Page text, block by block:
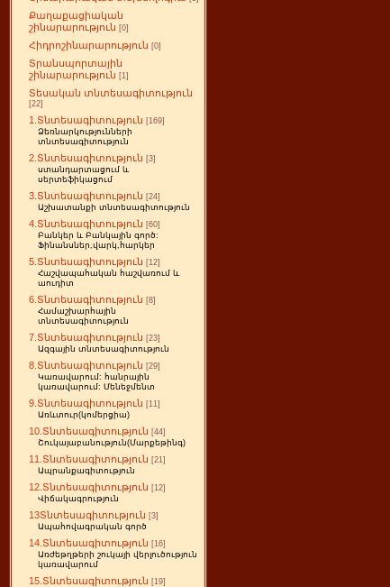
Քաղաքացիական
շինարարություն [0]
Հիդրոշինարարություն [0]
Տրանսպորտային
շինարարություն [1]
Տեսական տնտեսագիտություն
[22]
1.Տնտեսագիտություն [169]
Ձեռնարկությունների
տնտեսագիտություն
2.Տնտեսագիտություն [3]
ստանդարտացում և
սերտեֆիկացում
3.Տնտեսագիտություն [24]
Աշխատանքի տնտեսագիտություն
4.Տնտեսագիտություն [60]
Բանկեր և Բանկային գործ:
Ֆինանսներ,վարկ,հարկեր
5.Տնտեսագիտություն [12]
Հաշվապահական հաշվառում և
աուդիտ
6.Տնտեսագիտություն [8]
Համաշխարհային
տնտեսագիտություն
7.Տնտեսագիտություն [23]
Ազգային տնտեսագիտություն
8.Տնտեսագիտություն [29]
Կառավարում: հանրային
կառավարում: Մենեջմենտ
9.Տնտեսագիտություն [11]
Առևտուր(կոմերցիա)
10.Տնտեսագիտություն [44]
Շուկայաբանություն(Մարքեթինգ)
11.Տնտեսագիտություն [21]
Ապրանքագիտություն
12.Տնտեսագիտություն [12]
Վիճակագրություն
13Տնտեսագիտություն [3]
Ապահովագրական գործ
14.Տնտեսագիտություն [16]
Առժեթղթերի շուկայի վերլուծություն
կառավարում
15.Տնտեսագիտություն [19]